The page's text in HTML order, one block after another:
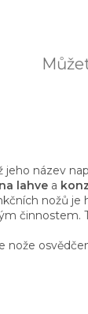
jeho název
lahve a
nožů je
činnostem.
nože